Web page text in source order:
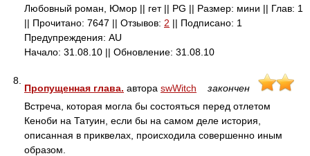
Любовный роман, Юмор || гет || PG || Размер: мини || Глав: 1
|| Прочитано: 7647 || Отзывов: 2 || Подписано: 1
Предупреждения: AU
Начало: 31.08.10 || Обновление: 31.08.10
8.
Пропущенная глава. автора swWitch
закончен
Встреча, которая могла бы состояться перед отлетом
Кеноби на Татуин, если бы на самом деле история,
описанная в приквелах, происходила совершенно иным
образом.